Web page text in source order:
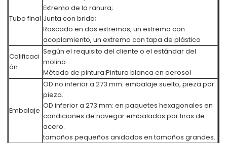
Tubo final
Extremo de la ranura;
Junta con brida;
Roscado en dos extremos, un extremo con
acoplamiento, un extremo con tapa de plástico
Calificaci
ón
Según el requisito del cliente o el estándar del
molino
Método de pintura:Pintura blanca en aerosol
Embalaje
OD no inferior a 273 mm: embalaje suelto, pieza por
pieza.
OD inferior a 273 mm: en paquetes hexagonales en
condiciones de navegar embalados por tiras de
acero.
tamaños pequeños anidados en tamaños grandes.